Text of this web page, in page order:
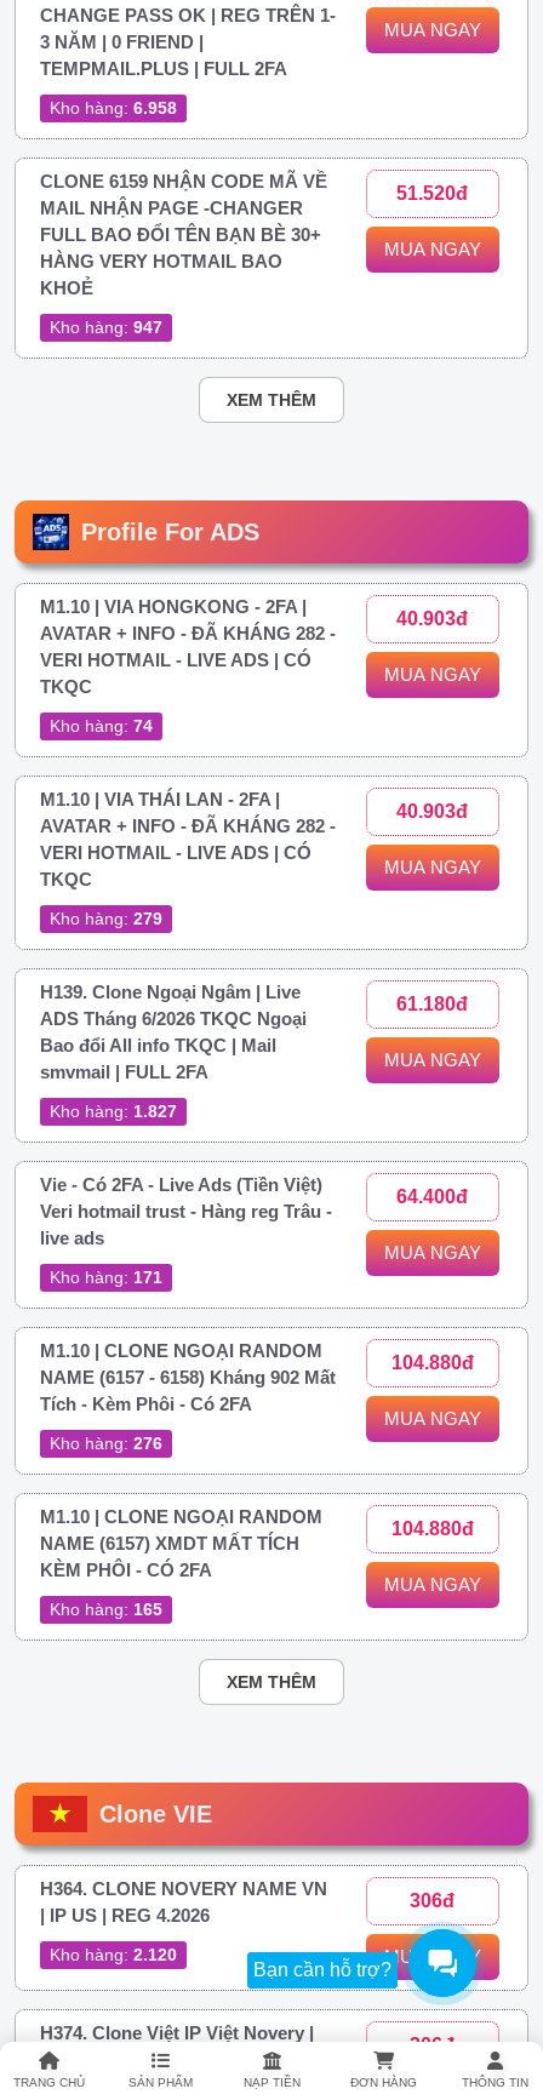
Bạn cần hỗ trợ?
TRANG CHỦ SẢN PHẨM NẠP TIỀN ĐƠN HÀNG THÔNG TIN
CHANGE PASS OK | REG TRÊN 1-
3 NĂM | 0 FRIEND |
TEMPMAIL.PLUS | FULL 2FA
Kho hàng: 6.958
MUA NGAY
CLONE 6159 NHẬN CODE MÃ VỀ
MAIL NHẬN PAGE -CHANGER
FULL BAO ĐỔI TÊN BẠN BÈ 30+
HÀNG VERY HOTMAIL BAO
KHOẺ
Kho hàng: 947
51.520đ
MUA NGAY
XEM THÊM
Profile For ADS
M1.10 | VIA HONGKONG - 2FA |
AVATAR + INFO - ĐÃ KHÁNG 282 -
VERI HOTMAIL - LIVE ADS | CÓ
TKQC
Kho hàng: 74
40.903đ
MUA NGAY
M1.10 | VIA THÁI LAN - 2FA |
AVATAR + INFO - ĐÃ KHÁNG 282 -
VERI HOTMAIL - LIVE ADS | CÓ
TKQC
Kho hàng: 279
40.903đ
MUA NGAY
H139. Clone Ngoại Ngâm | Live
ADS Tháng 6/2026 TKQC Ngoại
Bao đổi All info TKQC | Mail
smvmail | FULL 2FA
Kho hàng: 1.827
61.180đ
MUA NGAY
Vie - Có 2FA - Live Ads (Tiền Việt)
Veri hotmail trust - Hàng reg Trâu -
live ads
Kho hàng: 171
64.400đ
MUA NGAY
M1.10 | CLONE NGOẠI RANDOM
NAME (6157 - 6158) Kháng 902 Mất
Tích - Kèm Phôi - Có 2FA
Kho hàng: 276
104.880đ
MUA NGAY
M1.10 | CLONE NGOẠI RANDOM
NAME (6157) XMDT MẤT TÍCH
KÈM PHÔI - CÓ 2FA
Kho hàng: 165
104.880đ
MUA NGAY
XEM THÊM
Clone VIE
H364. CLONE NOVERY NAME VN
| IP US | REG 4.2026
Kho hàng: 2.120
306đ
MUA NGAY
H374. Clone Việt IP Việt Novery |
FULL 2FA
306đ